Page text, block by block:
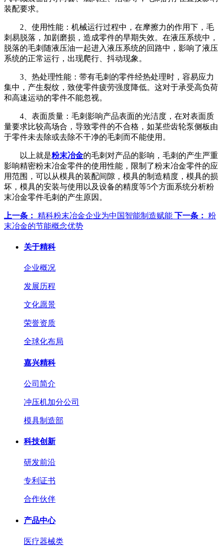
装配要求。
2、使用性能：机械运行过程中，在摩擦力的作用下，毛
刺易脱落，加剧磨损，造成零件的早期失效。在液压系统中，
脱落的毛刺随液压油一起进入液压系统的回路中，影响了液压
系统的正常运行，出现爬行、抖动现象。
3、热处理性能：带有毛刺的零件经热处理时，容易应力
集中，产生裂纹，致使零件疲劳强度降低。这对于承受高负荷
和高速运动的零件不能忽视。
4、表面质量：毛刺影响产品表面的光洁度，在对表面质
量要求比较高场合，导致零件的不合格，如某些齿轮泵侧板由
于零件未去除或去除不干净的毛刺而不能使用。
以上就是粉末冶金的毛刺对产品的影响，毛刺的产生严重
影响精密粉末冶金零件的使用性能，限制了粉末冶金零件的应
用范围，可以从模具的装配间隙，模具的制造精度，模具的损
坏，模具的安装与使用以及设备的精度等5个方面系统分析粉
末冶金零件毛刺的产生原因。
上一条： 精科粉末冶金企业为中国智能制造赋能 下一条： 粉
末冶金的节能概念优势
关于精科
企业概况
发展历程
文化愿景
荣誉资质
全球化布局
嘉兴精科
公司简介
冲压机加分公司
模具制造部
科技创新
研发前沿
专利证书
合作伙伴
产品中心
医疗器械类